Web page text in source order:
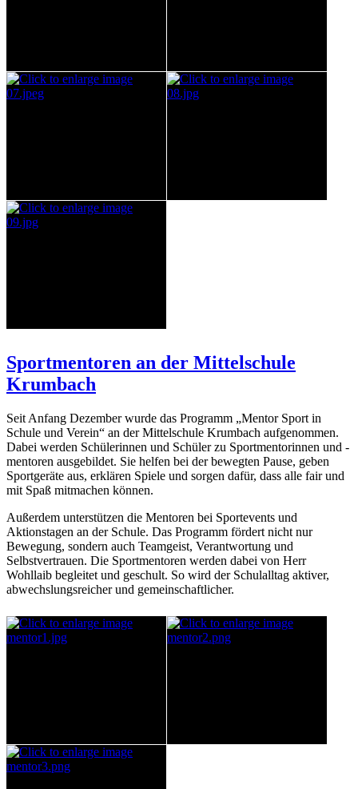
Sportmentoren an der Mittelschule
Krumbach
Seit Anfang Dezember wurde das Programm „Mentor Sport in
Schule und Verein“ an der Mittelschule Krumbach aufgenommen.
Dabei werden Schülerinnen und Schüler zu Sportmentorinnen und -
mentoren ausgebildet. Sie helfen bei der bewegten Pause, geben
Sportgeräte aus, erklären Spiele und sorgen dafür, dass alle fair und
mit Spaß mitmachen können.
Außerdem unterstützen die Mentoren bei Sportevents und
Aktionstagen an der Schule. Das Programm fördert nicht nur
Bewegung, sondern auch Teamgeist, Verantwortung und
Selbstvertrauen. Die Sportmentoren werden dabei von Herr
Wohllaib begleitet und geschult. So wird der Schulalltag aktiver,
abwechslungsreicher und gemeinschaftlicher.